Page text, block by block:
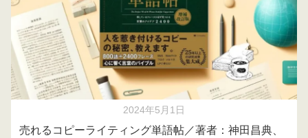
2024年5月1日
売れるコピーライティング単語帖／著者：神田昌典、